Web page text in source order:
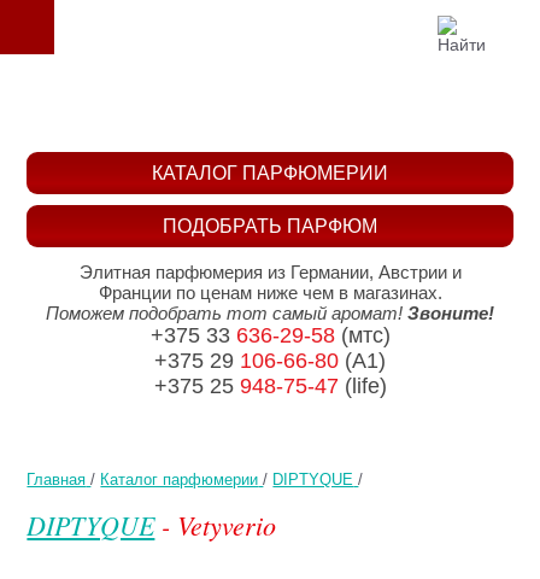
Главная / Каталог парфюмерии / DIPTYQUE /
DIPTYQUE- Vetyverio
ПОДОБРАТЬ ПАРФЮМ
КАТАЛОГ ПАРФЮМЕРИИ
Элитная парфюмерия из Германии, Австрии и
Франции по ценам ниже чем в магазинах.
Поможем подобрать тот самый аромат! Звоните!
+375 33 636-29-58(мтс)
+375 29 106-66-80 (A1)
+375 25 948-75-47(life)